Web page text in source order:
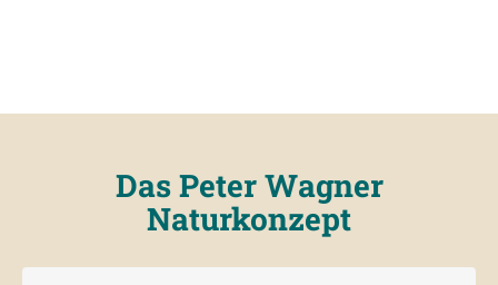
Das Peter Wagner
Naturkonzept